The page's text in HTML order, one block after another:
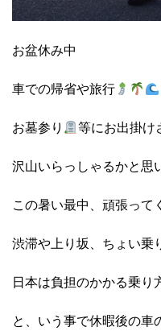
お盆休み中
車での帰省や旅行
お墓参り 等にお出掛け
沢山いらっしゃるかと思
この暑い最中、頑張って
渋滞や上り坂、ちょい乗
日本は負担のかかる乗り
と、いう事で休暇後の車